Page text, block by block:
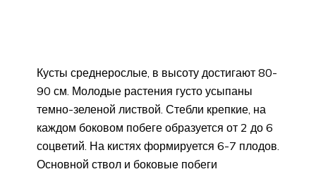
Кусты среднерослые, в высоту достигают 80-
90 см. Молодые растения густо усыпаны
темно-зеленой листвой. Стебли крепкие, на
каждом боковом побеге образуется от 2 до 6
соцветий. На кистях формируется 6-7 плодов.
Основной ствол и боковые побеги